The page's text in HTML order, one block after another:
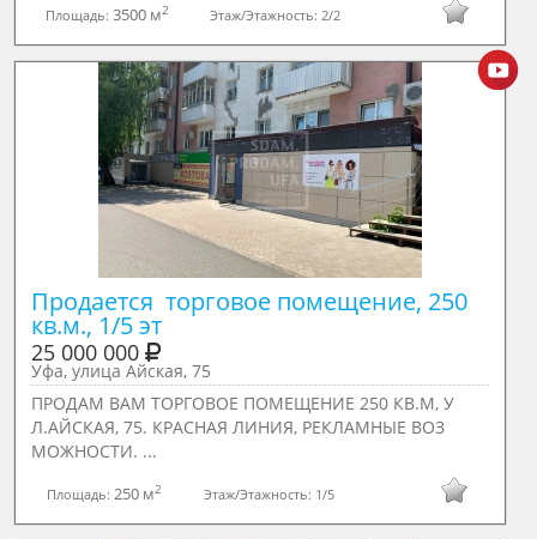
Площадь: 3500 м2 Этаж/Этажность: 2/2
Продается  торговое помещение, 250
кв.м., 1/5 эт
25 000 000
Уфа, улица Айская, 75
ПРОДАМ ВАМ ТОРГОВОЕ ПОМЕЩЕНИЕ 250 КВ.М, У
Л.АЙСКАЯ, 75. КРАСНАЯ ЛИНИЯ, РЕКЛАМНЫЕ ВОЗ
МОЖНОСТИ. ...
Площадь: 250 м2 Этаж/Этажность: 1/5